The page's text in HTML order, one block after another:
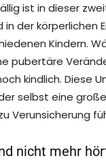
ist in dieser
der körperlichen
Kindern.
pubertäre
kindlich. Diese
selbst eine
Verunsicherung
nicht mehr